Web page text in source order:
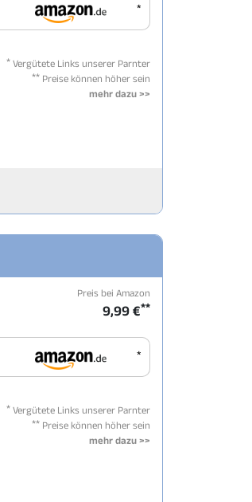
*
* Vergütete Links unserer Parnter
** Preise können höher sein
mehr dazu >>
Preis bei Amazon
9,99 €**
*
* Vergütete Links unserer Parnter
** Preise können höher sein
mehr dazu >>